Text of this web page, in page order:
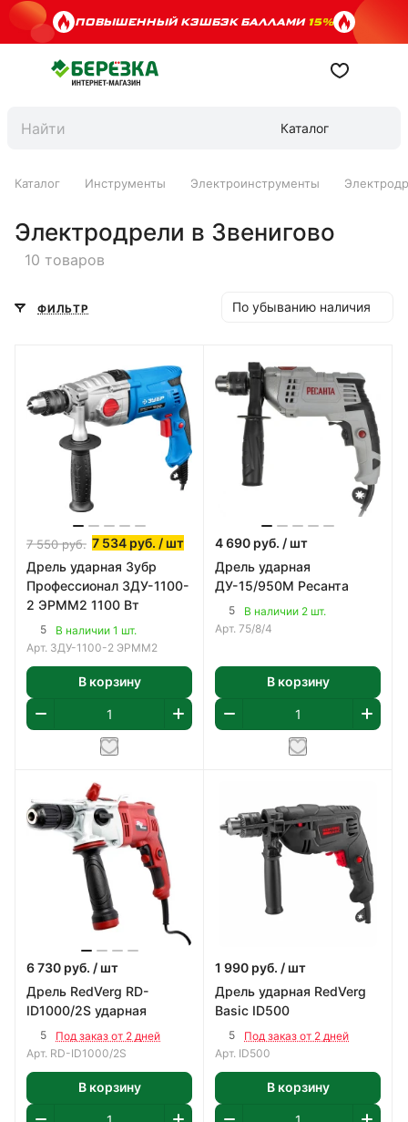
ПОВЫШЕННЫЙ КЭШБЭК БАЛЛАМИ15%
Каталог
Каталог Инструменты Электроинструменты
Электродрели в Звенигово
10 товаров
ФИЛЬТР По убыванию наличия
7 550руб. 7 534 руб. / шт
Дрель ударная Зубр
Профессионал ЗДУ-1100-
2 ЭРММ2 1100 Вт
5
В наличии 1 шт.
Арт. ЗДУ-1100-2 ЭРММ2
В корзину
4 690 руб. / шт
Дрель ударная
ДУ-15/950М Ресанта
5
В наличии 2 шт.
Арт. 75/8/4
В корзину
6 730 руб. / шт
Дрель RedVerg RD-
ID1000/2S ударная
5
Под заказ от 2 дней
Арт. RD-ID1000/2S
В корзину
1 990 руб. / шт
Дрель ударная RedVerg
Basic ID500
5
Под заказ от 2 дней
Арт. ID500
В корзину